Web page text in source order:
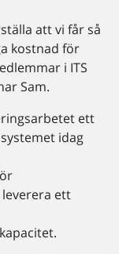
att vi får så
kostnad för
i ITS
Sam.
ett
idag
ett